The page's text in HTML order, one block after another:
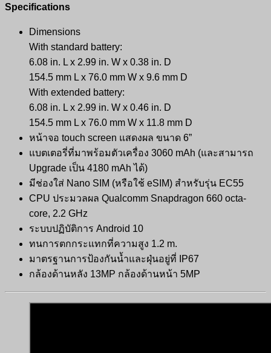
Specifications
Dimensions
With standard battery:
6.08 in. L x 2.99 in. W x 0.38 in. D
154.5 mm L x 76.0 mm W x 9.6 mm D
With extended battery:
6.08 in. L x 2.99 in. W x 0.46 in. D
154.5 mm L x 76.0 mm W x 11.8 mm D
หน้าจอ touch screen แสดงผล ขนาด 6”
แบตเตอรี่ที่มาพร้อมตัวเครื่อง 3060 mAh (และสามารถ
Upgrade เป็น 4180 mAh ได้)
มีช่องใส่ Nano SIM (หรือใช้ eSIM) สำหรับรุ่น EC55
CPU ประมวลผล Qualcomm Snapdragon 660 octa-
core, 2.2 GHz
ระบบปฏิบัติการ Android 10
ทนการตกกระแทกที่ความสูง 1.2 m.
มาตรฐานการป้องกันน้ำและฝุ่นอยู่ที่ IP67
กล้องด้านหลัง 13MP กล้องด้านหน้า 5MP